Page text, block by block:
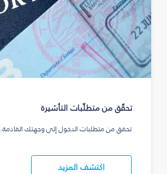
تحقّق من متطلّبات التأشيرة
تحقق من متطلبات الدخول إلى وجهتك القادمة.
اكتشف المزيد